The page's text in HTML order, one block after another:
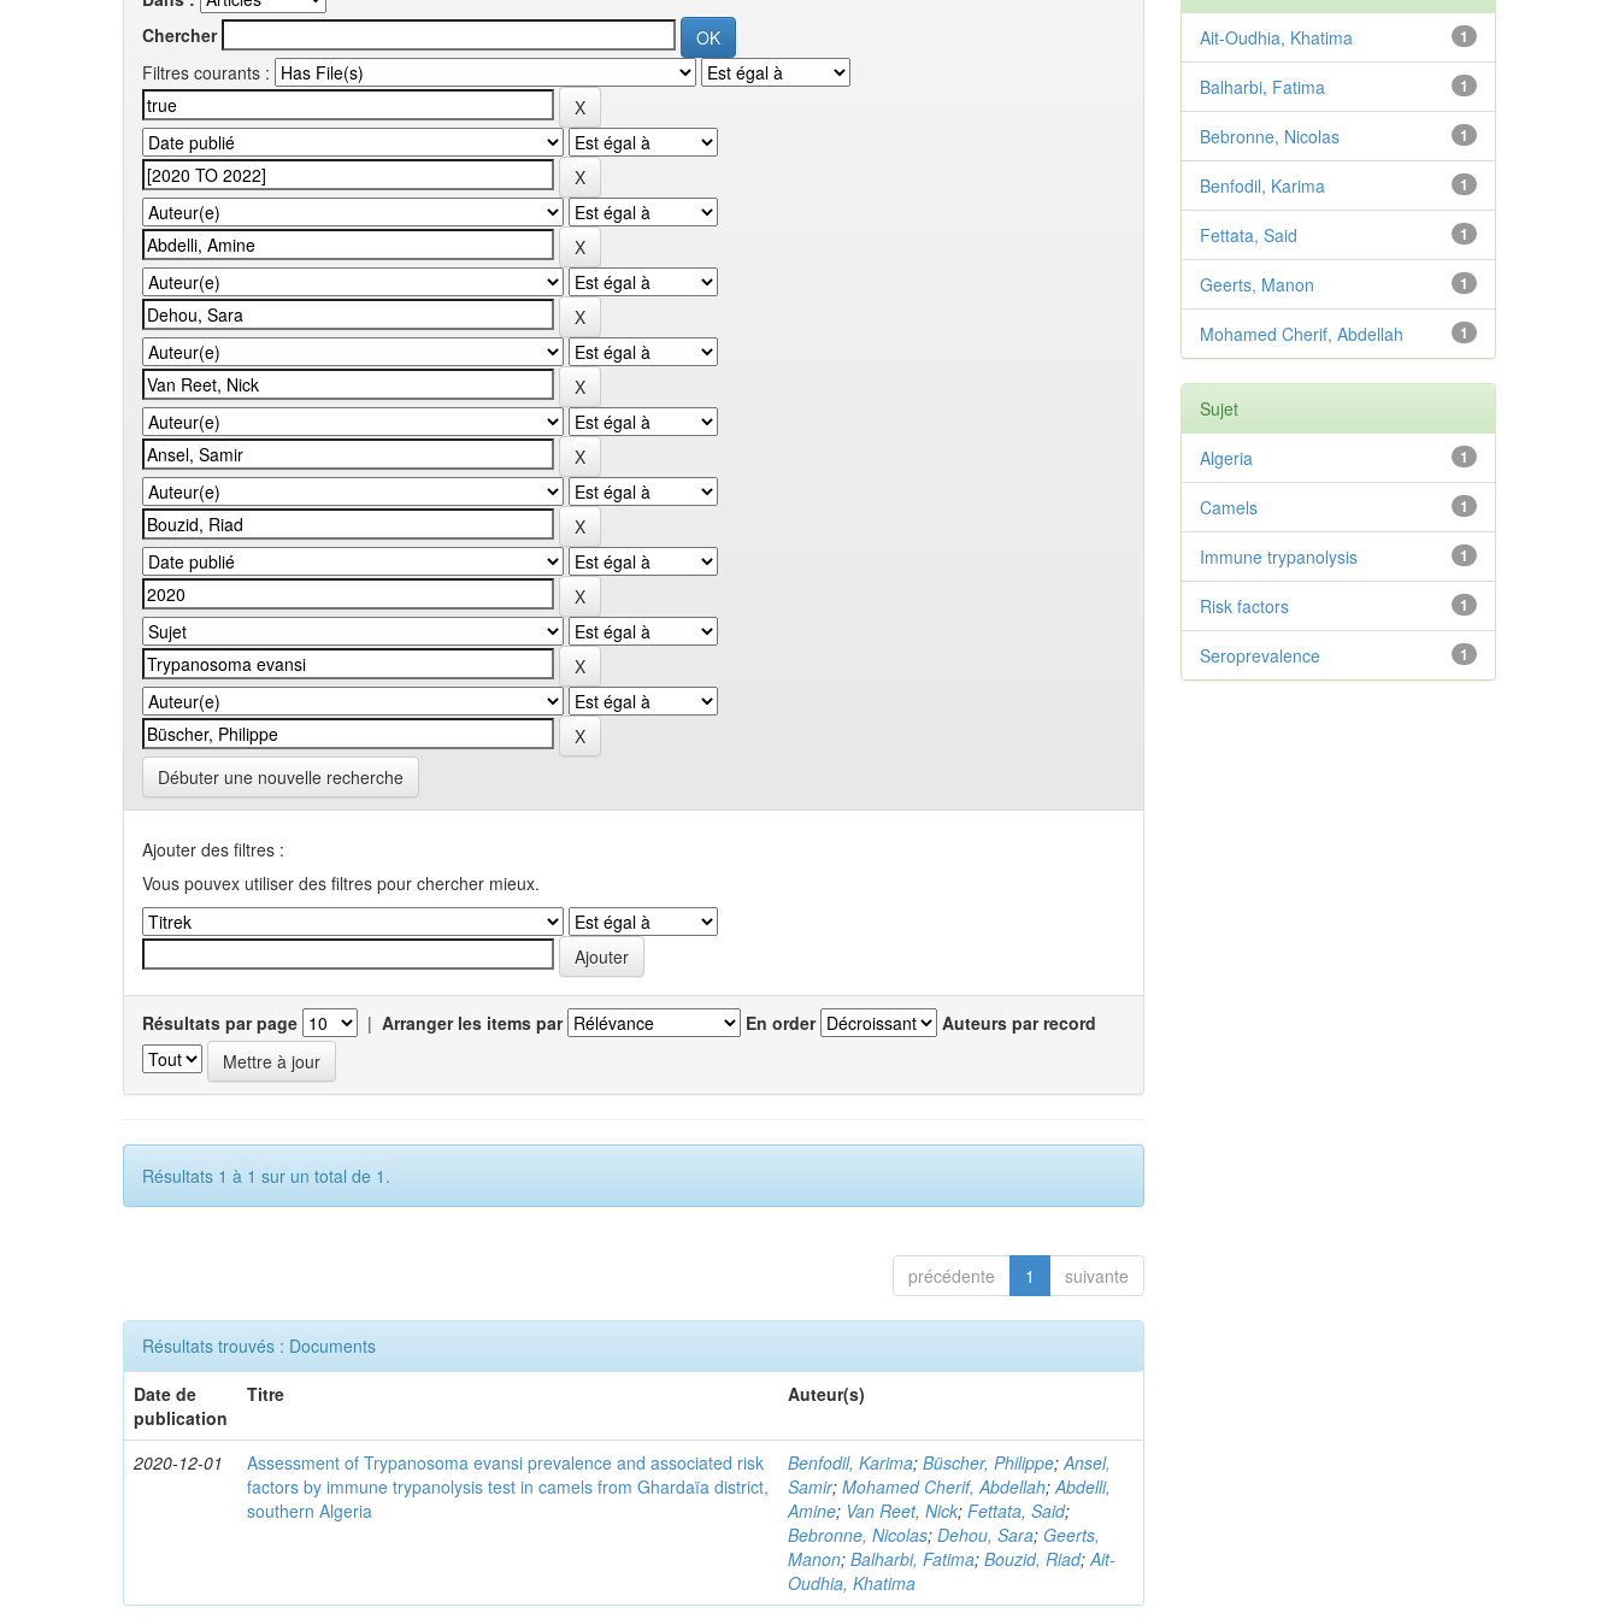
Chercher
Filtres courants :
Débuter une nouvelle recherche
Ajouter des filtres :
Vous pouvex utiliser des filtres pour chercher mieux.
Résultats par page | Arranger les items par En order Auteurs par record
Résultats 1 à 1 sur un total de 1.
précédente 1 suivante
Résultats trouvés : Documents
Date de
publication
Titre Auteur(s)
2020-12-01
Assessment of Trypanosoma evansi prevalence and associated risk
factors by immune trypanolysis test in camels from Ghardaïa district,
southern Algeria
Benfodil, Karima;Büscher, Philippe;Ansel,
Samir;Mohamed Cherif, Abdellah;Abdelli,
Amine; Van Reet, Nick;Fettata, Said;
Bebronne, Nicolas;Dehou, Sara; Geerts,
Manon;Balharbi, Fatima;Bouzid, Riad;Ait-
Oudhia, Khatima
1
Ait-Oudhia, Khatima
1
Balharbi, Fatima
1
Bebronne, Nicolas
1
Benfodil, Karima
1
Fettata, Said
1
Geerts, Manon
1
Mohamed Cherif, Abdellah
Sujet
1
Algeria
1
Camels
1
Immune trypanolysis
1
Risk factors
1
Seroprevalence